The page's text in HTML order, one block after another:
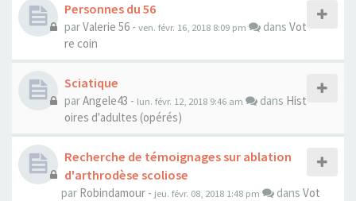
Personnes du 56
parValerie 56 - ven. févr. 16, 2018 8:09 pm dans Vot
re coin
Sciatique
parAngele43 - lun. févr. 12, 2018 9:46 am dans Hist
oires d'adultes (opérés)
Recherche de témoignages sur ablation
d'arthrodèse scoliose
par Robindamour - jeu. févr. 08, 2018 1:48 pm dans Vot